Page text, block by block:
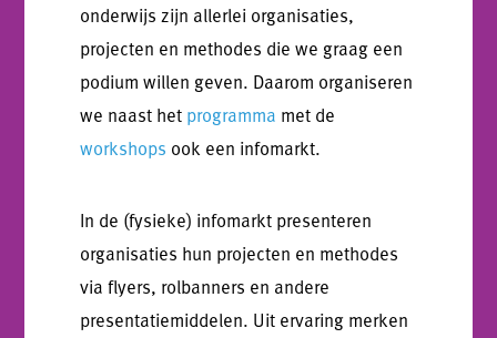
onderwijs zijn allerlei organisaties,
projecten en methodes die we graag een
podium willen geven. Daarom organiseren
we naast het programma met de
workshops ook een infomarkt.
In de (fysieke) infomarkt presenteren
organisaties hun projecten en methodes
via flyers, rolbanners en andere
presentatiemiddelen. Uit ervaring merken